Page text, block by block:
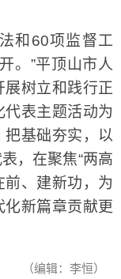
和60项监督工
。”平顶山市人
树立和践行正
表主题活动为
基础夯实，以
，在聚焦“两高
前、建新功，为
新篇章贡献更
（编辑：李恒）